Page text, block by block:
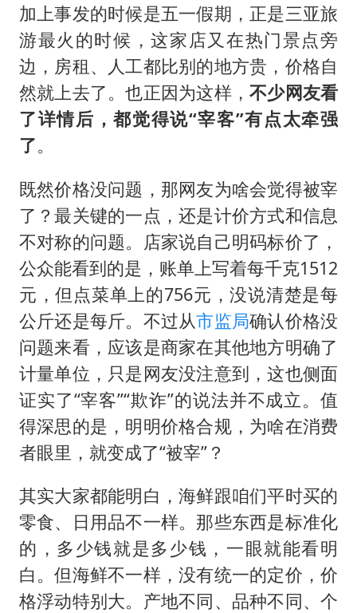
加上事发的时候是五一假期，正是三亚旅
游最火的时候，这家店又在热门景点旁
边，房租、人工都比别的地方贵，价格自
然就上去了。也正因为这样，不少网友看
了详情后，都觉得说“宰客”有点太牵强
了。
既然价格没问题，那网友为啥会觉得被宰
了？最关键的一点，还是计价方式和信息
不对称的问题。店家说自己明码标价了，
公众能看到的是，账单上写着每千克1512
元，但点菜单上的756元，没说清楚是每
公斤还是每斤。不过从市监局确认价格没
问题来看，应该是商家在其他地方明确了
计量单位，只是网友没注意到，这也侧面
证实了“宰客”“欺诈”的说法并不成立。值
得深思的是，明明价格合规，为啥在消费
者眼里，就变成了“被宰”？
其实大家都能明白，海鲜跟咱们平时买的
零食、日用品不一样。那些东西是标准化
的，多少钱就是多少钱，一眼就能看明
白。但海鲜不一样，没有统一的定价，价
格浮动特别大。产地不同、品种不同、个